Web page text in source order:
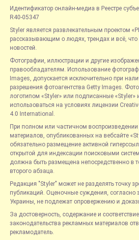
Идентификатор онлайн-медиа в Реестре
R40-05347
Styler является развлекательным проектом
рассказывающим о людях, трендах и всё, что
новостей.
Фотографии, иллюстрации и другие
правообладателям. Использование
Images, допускается исключительно при
разрешения фотоагентства Getty Images.
логотипом «Styler» или подписанные «Styler»
использоваться на условиях лицензии
4.0 International.
При полном или частичном
материалов, опубликованных на вебсайте
обязательно размещение активной
открытой для индексации поисковыми
должна быть размещена непосредственно в
второго абзаца.
Редакция "Styler" может не разделять точку
публикаций. Оценочные суждения, согласно
Украины, не подлежат опровержению и
За достоверность, содержание и
законодательства рекламных материалов
рекламодатель.